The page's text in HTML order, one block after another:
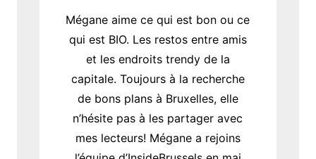
Mégane aime ce qui est bon ou ce
qui est BIO. Les restos entre amis
et les endroits trendy de la
capitale. Toujours à la recherche
de bons plans à Bruxelles, elle
n’hésite pas à les partager avec
mes lecteurs! Mégane a rejoins